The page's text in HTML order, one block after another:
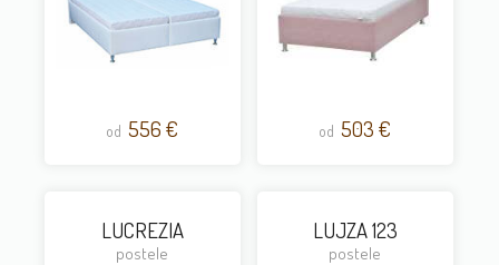
od 556 € od 503 €
LUCREZIA
postele
LUJZA 123
postele